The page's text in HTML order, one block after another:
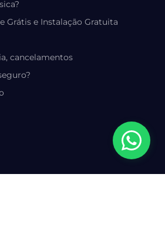
Grátis e Instalação Gratuita
cancelamentos